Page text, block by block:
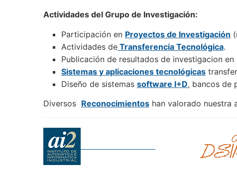
Actividades del Grupo de Investigación:
Participación en Proyectos de Investigación
Actividades de Transferencia Tecnológica.
Publicación de resultados de investigacion en
Sistemas y aplicaciones tecnológicas
Diseño de sistemas software I+D, bancos de
Diversos Reconocimientos han valorado nuestra